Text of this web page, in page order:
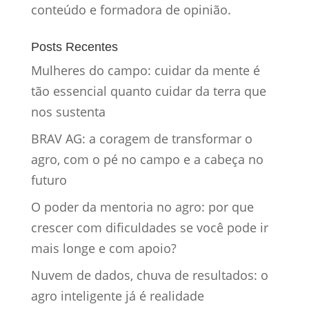
conteúdo e formadora de opinião.
Posts Recentes
Mulheres do campo: cuidar da mente é
tão essencial quanto cuidar da terra que
nos sustenta
BRAV AG: a coragem de transformar o
agro, com o pé no campo e a cabeça no
futuro
O poder da mentoria no agro: por que
crescer com dificuldades se você pode ir
mais longe e com apoio?
Nuvem de dados, chuva de resultados: o
agro inteligente já é realidade